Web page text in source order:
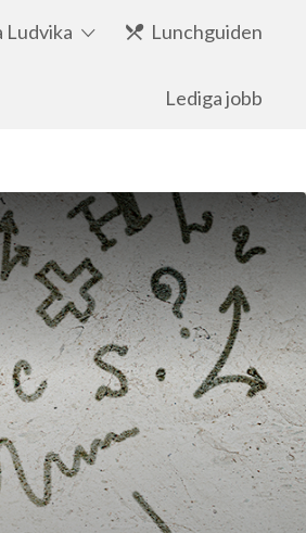
Ludvika Lunchguiden
Lediga jobb